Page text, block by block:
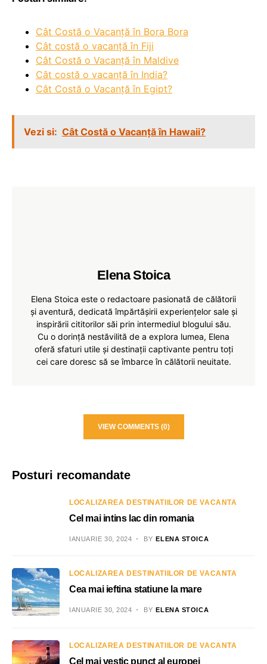
Cât Costă o Vacanță în Bora Bora
Cât costă o vacanță în Fiji
Cât Costă o Vacanță în Maldive
Cât costă o vacanță în India?
Cât Costă o Vacanță în Egipt?
Vezi si: Cât Costă o Vacanță în Hawaii?
Elena Stoica
Elena Stoica este o redactoare pasionată de călătorii
și aventură, dedicată împărtășirii experiențelor sale și
inspirării cititorilor săi prin intermediul blogului său.
Cu o dorință nestăvilită de a explora lumea, Elena
oferă sfaturi utile și destinații captivante pentru toți
cei care doresc să se îmbarce în călătorii neuitate.
VIEW COMMENTS (0)
Posturi recomandate
LOCALIZAREA DESTINATIILOR DE VACANTA
Cel mai intins lac din romania
IANUARIE 30, 2024 BY ELENA STOICA
LOCALIZAREA DESTINATIILOR DE VACANTA
Cea mai ieftina statiune la mare
IANUARIE 30, 2024 BY ELENA STOICA
LOCALIZAREA DESTINATIILOR DE VACANTA
Cel mai vestic punct al europei